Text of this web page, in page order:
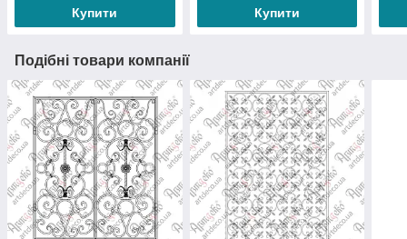
Купити Купити
Подібні товари компанії